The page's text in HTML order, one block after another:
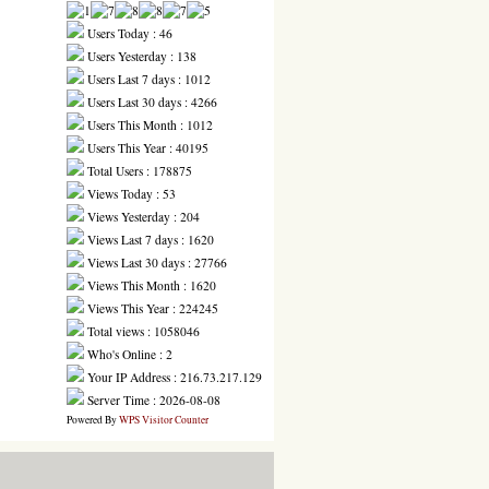
Users Today : 46
Users Yesterday : 138
Users Last 7 days : 1012
Users Last 30 days : 4266
Users This Month : 1012
Users This Year : 40195
Total Users : 178875
Views Today : 53
Views Yesterday : 204
Views Last 7 days : 1620
Views Last 30 days : 27766
Views This Month : 1620
Views This Year : 224245
Total views : 1058046
Who's Online : 2
Your IP Address : 216.73.217.129
Server Time : 2026-08-08
Powered ByWPS Visitor Counter